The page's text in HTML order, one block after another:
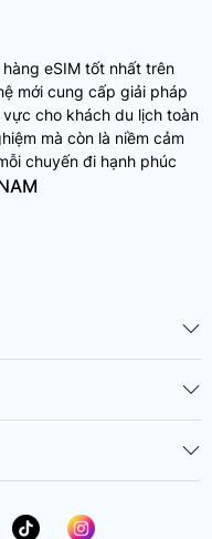
eSIM tốt nhất trên
mới cung cấp giải pháp
cho khách du lịch toàn
mà còn là niềm cảm
chuyến đi hạnh phúc